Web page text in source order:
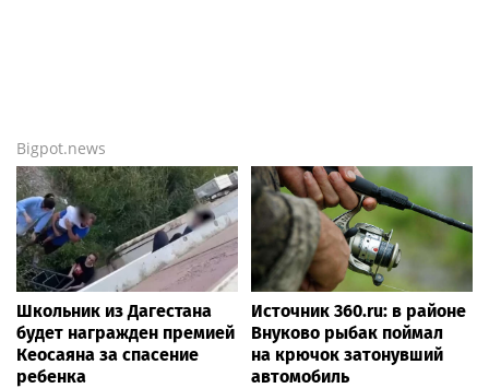
Bigpot.news
Школьник из Дагестана
будет награжден премией
Кеосаяна за спасение
ребенка
Источник 360.ru: в районе
Внуково рыбак поймал
на крючок затонувший
автомобиль